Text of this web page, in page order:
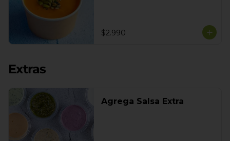
$2.990
Extras
Agrega Salsa Extra